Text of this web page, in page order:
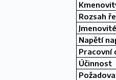
Rozsah
Napětí
Pracovní
Účinnost